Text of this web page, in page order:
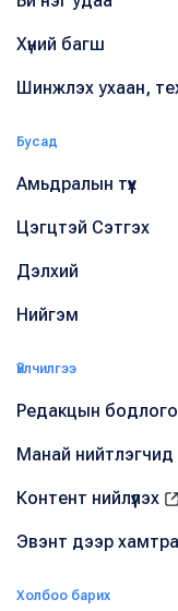
Хүний багш
Шинжлэх ухаан,
Бусад
Амьдралын түүх
Цэгцтэй Сэтгэх
Дэлхий
Нийгэм
Үйлчилгээ
Редакцын бодлого
Манай нийтлэгчид
Контент нийлүүлэх
Эвэнт дээр
Холбоо барих